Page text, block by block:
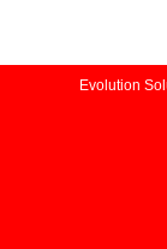
Evolution